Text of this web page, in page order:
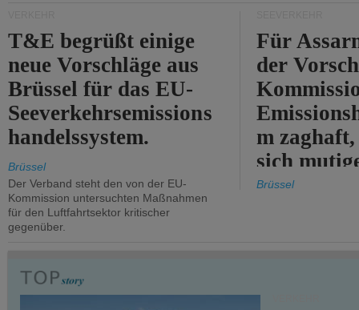
T&E begrüßt einige
neue Vorschläge aus
Brüssel für das EU-
Seeverkehrsemissions
handelssystem.
Brüssel
Der Verband steht den von der EU-
Kommission untersuchten Maßnahmen
für den Luftfahrtsektor kritischer
gegenüber.
Für
der
m
sich
Brüssel